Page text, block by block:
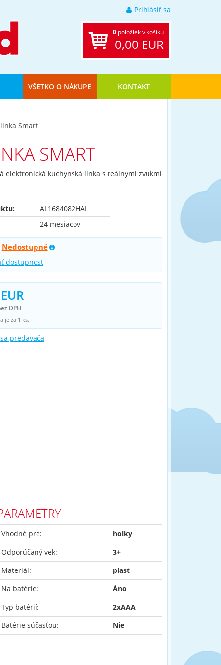
Prihlásiť sa
0 položiek v košíku
0,00 EUR
VŠETKO O NÁKUPE KONTAKT
Smart
SMART
elektronická kuchynská linka s reálnymi zvukmi
AL1684082HAL
24 mesiacov
Nedostupné
dostupnost
DPH
je za 1 ks.
predavača
Vhodné pre:
holky
Odporúčaný vek:
3+
Materiál:
plast
Na batérie:
Áno
Typ batérií:
2xAAA
Batérie súčasťou:
Nie